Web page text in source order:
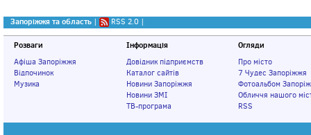
Запоріжжя та область | RSS 2.0 |
Розваги
Афіша Запоріжжя
Відпочинок
Музика
Інформація
Довідник підприємств
Каталог сайтів
Новини Запоріжжя
Новини ЗМІ
ТВ-програма
Огляди
Про місто
7 Чудес Запоріжжя
Фотоальбом
Обличчя нашого
RSS